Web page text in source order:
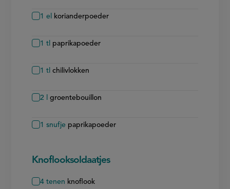
1 el korianderpoeder
1 tl paprikapoeder
1 tl chilivlokken
2 groentebouillon
1 snufje paprikapoeder
Knoflooksoldaatjes
4 tenen knoflook